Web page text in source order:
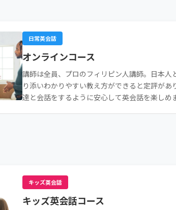
日常英会話
オンラインコース
講師は全員、プロのフィリピン人講師。日本
り添いわかりやすい教え方ができると定評が
達と会話をするように安心して英会話を楽しめ
キッズ英会話
キッズ英会話コース